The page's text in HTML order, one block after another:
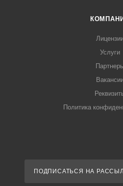
Услуги
Политика
ПОДПИСАТЬСЯ НА